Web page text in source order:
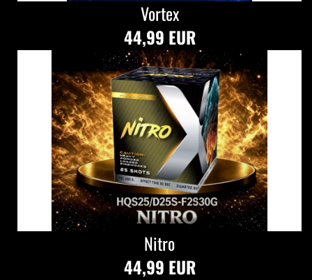
Vortex
44,99 EUR
Nitro
44,99 EUR